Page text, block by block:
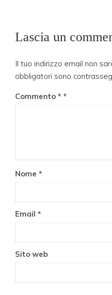
Lascia un
Il tuo indirizzo email non
obbligatori sono
Commento *
Nome *
Email *
Sito web